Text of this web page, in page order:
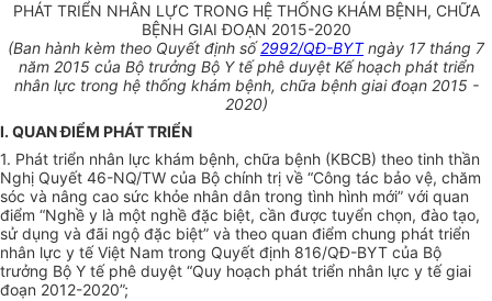
PHÁT TRIỂN NHÂN LỰC TRONG HỆ THỐNG KHÁM BỆNH, CHỮA
BỆNH GIAI ĐOẠN 2015-2020
(Ban hành kèm theo Quyết định số 2992/QĐ-BYTngày 17 tháng 7
năm 2015 của Bộ trưởng Bộ Y tế phê duyệt Kế hoạchphát triển
nhân lực trong hệ thống khám bệnh, chữa bệnh giai đoạn 2015 -
2020)
I. QUAN ĐIỂM PHÁT TRIỂN
1. Phát triển nhân lực khám bệnh, chữa bệnh (KBCB) theo tinh thần
Nghị Quyết 46-NQ/TW của Bộ chính trị về “Công tác bảo vệ, chăm
sóc và nâng cao sức khỏe nhân dân trong tình hình mới” với quan
điểm “Nghề y là một nghề đặc biệt, cần được tuyển chọn, đào tạo,
sử dụng và đãi ngộ đặc biệt” và theo quan điểm chung phát triển
nhân lực y tế Việt Nam trong Quyết định 816/QĐ-BYT của Bộ
trưởng Bộ Y tế phê duyệt “Quy hoạch phát triển nhân lực y tế giai
đoạn 2012-2020”;